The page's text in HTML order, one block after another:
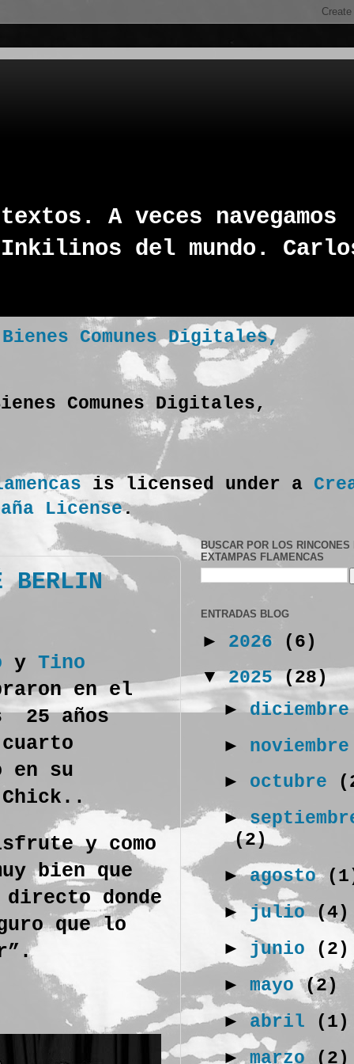
A veces navegamos
del mundo.
Comunes Digitales,
is licensed under a
License.
BERLIN
y Tino
en el
25 años
en su
Chick..
y como
bien que
donde
que lo
BUSCAR POR LOS RINCONES
EXTAMPAS FLAMENCAS
ENTRADAS BLOG
► 2026 (6)
▼2025(28)
►
►
► octubre
►
(2)
►agosto
►julio(4)
► junio (2)
► mayo(2)
►abril (1)
►marzo (2)